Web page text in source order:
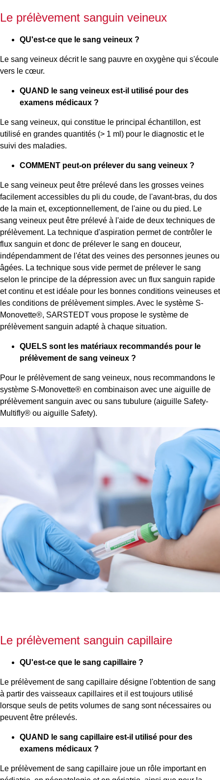
Le prélèvement sanguin veineux
QU'est-ce que le sang veineux ?
Le sang veineux décrit le sang pauvre en oxygène qui s'écoule
vers le cœur.
QUAND le sang veineux est-il utilisé pour des
examens médicaux ?
Le sang veineux, qui constitue le principal échantillon, est
utilisé en grandes quantités (> 1 ml) pour le diagnostic et le
suivi des maladies.
COMMENT peut-on prélever du sang veineux ?
Le sang veineux peut être prélevé dans les grosses veines
facilement accessibles du pli du coude, de l'avant-bras, du dos
de la main et, exceptionnellement, de l'aine ou du pied. Le
sang veineux peut être prélevé à l'aide de deux techniques de
prélèvement. La technique d'aspiration permet de contrôler le
flux sanguin et donc de prélever le sang en douceur,
indépendamment de l'état des veines des personnes jeunes ou
âgées. La technique sous vide permet de prélever le sang
selon le principe de la dépression avec un flux sanguin rapide
et continu et est idéale pour les bonnes conditions veineuses et
les conditions de prélèvement simples. Avec le système S-
Monovette®, SARSTEDT vous propose le système de
prélèvement sanguin adapté à chaque situation.
QUELS sont les matériaux recommandés pour le
prélèvement de sang veineux ?
Pour le prélèvement de sang veineux, nous recommandons le
système S-Monovette® en combinaison avec une aiguille de
prélèvement sanguin avec ou sans tubulure (aiguille Safety-
Multifly® ou aiguille Safety).
Le prélèvement sanguin capillaire
QU'est-ce que le sang capillaire ?
Le prélèvement de sang capillaire désigne l'obtention de sang
à partir des vaisseaux capillaires et il est toujours utilisé
lorsque seuls de petits volumes de sang sont nécessaires ou
peuvent être prélevés.
QUAND le sang capillaire est-il utilisé pour des
examens médicaux ?
Le prélèvement de sang capillaire joue un rôle important en